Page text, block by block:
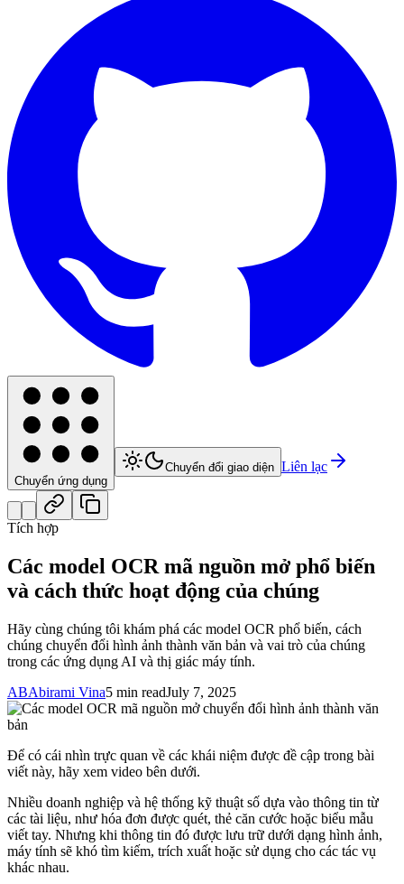
Chuyển ứng dụng
Chuyển đổi giao diện Liên lạc
Tích hợp
Các model OCR mã nguồn mở phổ biến
và cách thức hoạt động của chúng
Hãy cùng chúng tôi khám phá các model OCR phổ biến, cách
chúng chuyển đổi hình ảnh thành văn bản và vai trò của chúng
trong các ứng dụng AI và thị giác máy tính.
ABAbirami Vina5 min readJuly 7, 2025
Để có cái nhìn trực quan về các khái niệm được đề cập trong bài
viết này, hãy xem video bên dưới.
Nhiều doanh nghiệp và hệ thống kỹ thuật số dựa vào thông tin từ
các tài liệu, như hóa đơn được quét, thẻ căn cước hoặc biểu mẫu
viết tay. Nhưng khi thông tin đó được lưu trữ dưới dạng hình ảnh,
máy tính sẽ khó tìm kiếm, trích xuất hoặc sử dụng cho các tác vụ
khác nhau.